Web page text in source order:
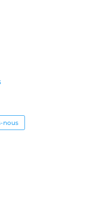
nous